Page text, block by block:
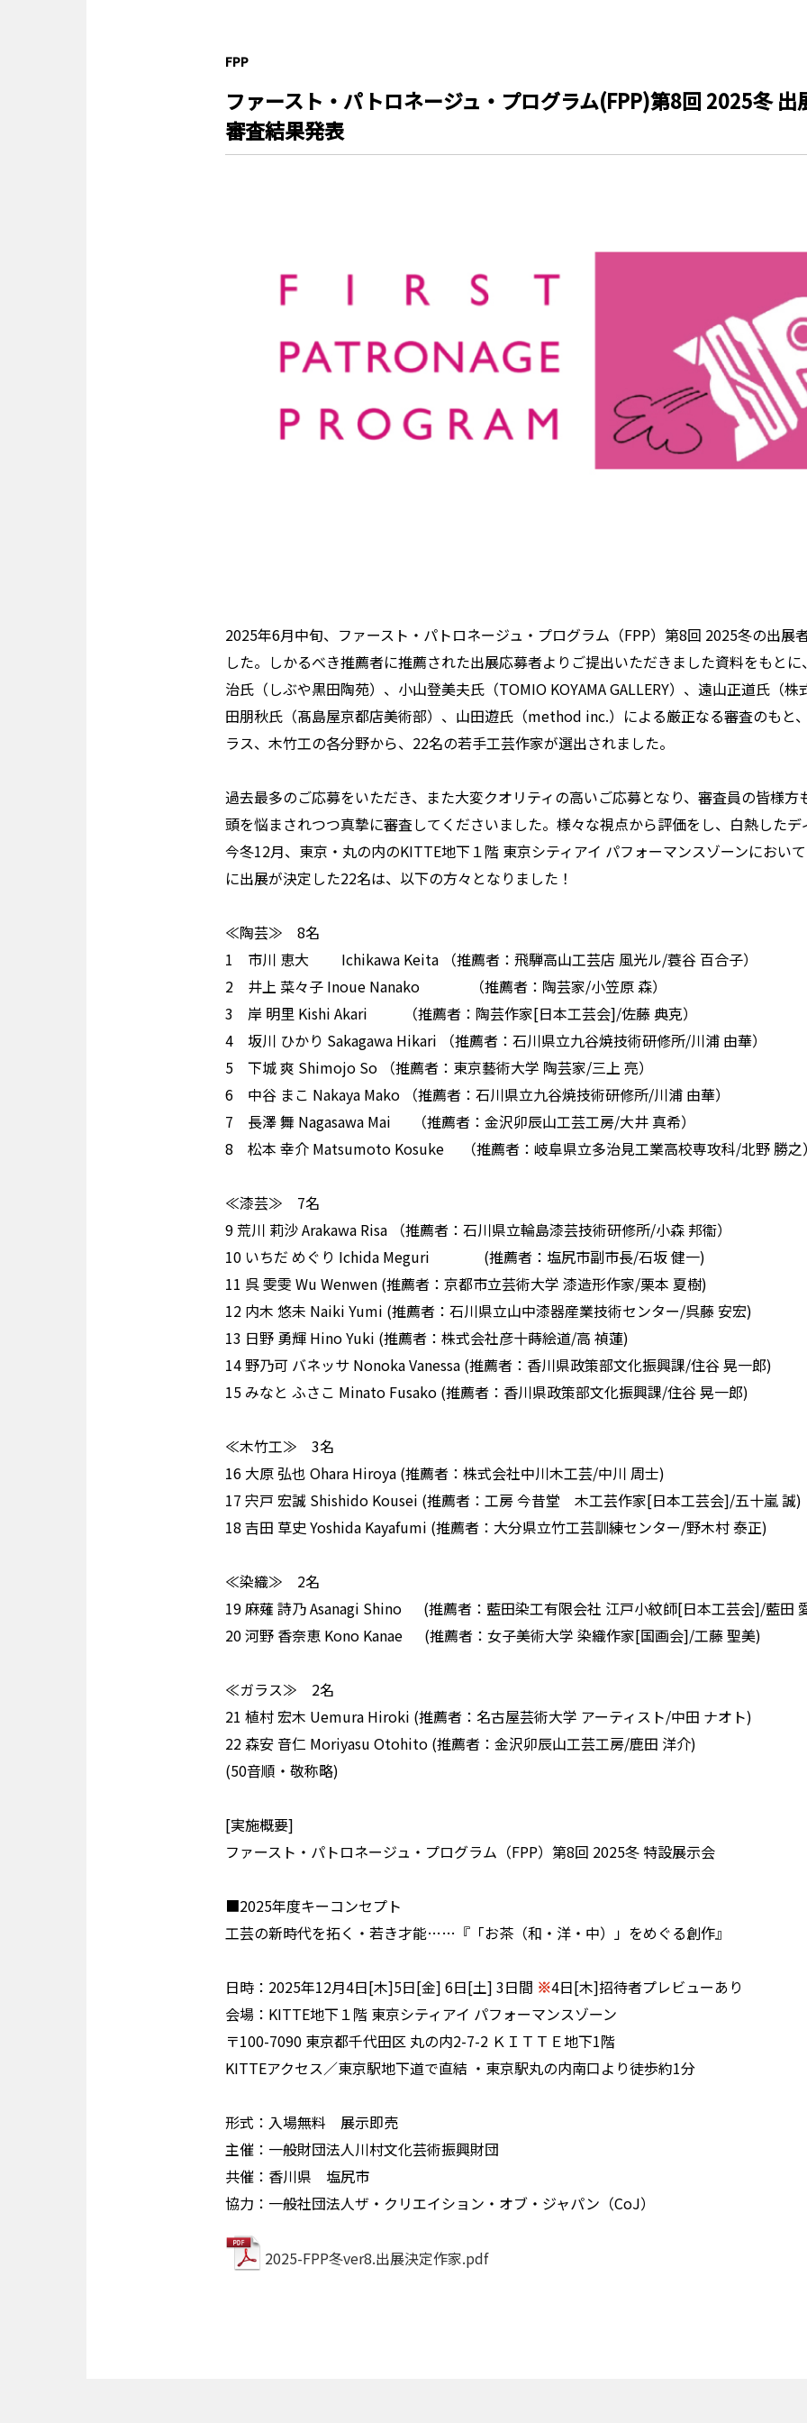
FPP
ファースト・パトロネージュ・プログラム(FPP)第8回 2025冬 出
審査結果発表
2025年6月中旬、ファースト・パトロネージュ・プログラム（FPP）第8回 2025冬の出展
した。しかるべき推薦者に推薦された出展応募者よりご提出いただきました資料をもと
治氏（しぶや黒田陶苑）、小山登美夫氏（TOMIO KOYAMA GALLERY）、遠山正道氏（
田朋秋氏（髙島屋京都店美術部）、山田遊氏（method inc.）による厳正なる審査のもと
ラス、木竹工の各分野から、22名の若手工芸作家が選出されました。
過去最多のご応募をいただき、また大変クオリティの高いご応募となり、審査員の皆様方
頭を悩まされつつ真摯に審査してくださいました。様々な視点から評価をし、白熱した
今冬12月、東京・丸の内のKITTE地下１階 東京シティアイ パフォーマンスゾーンにおい
に出展が決定した22名は、以下の方々となりました！
≪陶芸≫ 8名
1 市川 恵大 Ichikawa Keita （推薦者：飛騨高山工芸店 風光ル/蓑谷 百合子）
2 井上 菜々子 Inoue Nanako （推薦者：陶芸家/小笠原 森）
3 岸 明里 Kishi Akari （推薦者：陶芸作家[日本工芸会]/佐藤 典克）
4 坂川 ひかり Sakagawa Hikari （推薦者：石川県立九谷焼技術研修所/川浦 由華）
5 下城 爽 Shimojo So （推薦者：東京藝術大学 陶芸家/三上 亮）
6 中谷 まこ Nakaya Mako （推薦者：石川県立九谷焼技術研修所/川浦 由華）
7 長澤 舞 Nagasawa Mai （推薦者：金沢卯辰山工芸工房/大井 真希）
8 松本 幸介 Matsumoto Kosuke （推薦者：岐阜県立多治見工業高校専攻科/北野 勝之
≪漆芸≫ 7名
9 荒川 莉沙 Arakawa Risa （推薦者：石川県立輪島漆芸技術研修所/小森 邦衞）
10 いちだ めぐり Ichida Meguri (推薦者：塩尻市副市長/石坂 健一)
11 呉 雯雯 Wu Wenwen (推薦者：京都市立芸術大学 漆造形作家/栗本 夏樹)
12 内木 悠未 Naiki Yumi (推薦者：石川県立山中漆器産業技術センター/呉藤 安宏)
13 日野 勇輝 Hino Yuki (推薦者：株式会社彦十蒔絵道/高 禎蓮)
14 野乃可 バネッサ Nonoka Vanessa (推薦者：香川県政策部文化振興課/住谷 晃一郎)
15 みなと ふさこ Minato Fusako (推薦者：香川県政策部文化振興課/住谷 晃一郎)
≪木竹工≫ 3名
16 大原 弘也 Ohara Hiroya (推薦者：株式会社中川木工芸/中川 周士)
17 宍戸 宏誠 Shishido Kousei (推薦者：工房 今昔堂 木工芸作家[日本工芸会]/五十嵐 誠)
18 吉田 草史 Yoshida Kayafumi (推薦者：大分県立竹工芸訓練センター/野木村 泰正)
≪染織≫ 2名
19 麻薙 詩乃 Asanagi Shino (推薦者：藍田染工有限会社 江戸小紋師[日本工芸会]/藍田
20 河野 香奈恵 Kono Kanae (推薦者：女子美術大学 染織作家[国画会]/工藤 聖美)
≪ガラス≫ 2名
21 植村 宏木 Uemura Hiroki (推薦者：名古屋芸術大学 アーティスト/中田 ナオト)
22 森安 音仁 Moriyasu Otohito (推薦者：金沢卯辰山工芸工房/鹿田 洋介)
(50⾳順・敬称略)
[実施概要]
ファースト・パトロネージュ・プログラム（FPP）第8回 2025冬 特設展示会
■2025年度キーコンセプト
工芸の新時代を拓く・若き才能……『「お茶（和・洋・中）」をめぐる創作』
日時：2025年12月4日[木]5日[金] 6日[土] 3日間 ※4日[木]招待者プレビューあり
会場：KITTE地下１階 東京シティアイ パフォーマンスゾーン
〒100-7090 東京都千代田区 丸の内2-7-2 ＫＩＴＴＥ地下1階
KITTEアクセス／東京駅地下道で直結 ・東京駅丸の内南口より徒歩約1分
形式：入場無料 展示即売
主催：一般財団法人川村文化芸術振興財団
共催：香川県 塩尻市
協力：一般社団法人ザ・クリエイション・オブ・ジャパン（CoJ）
2025-FPP冬ver8.出展決定作家.pdf